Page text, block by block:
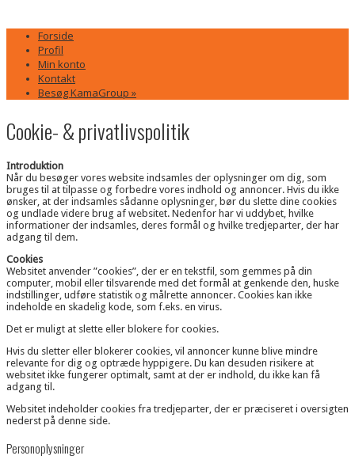
Forside
Profil
Min konto
Kontakt
Besøg KamaGroup »
Cookie- & privatlivspolitik
Introduktion
Når du besøger vores website indsamles der oplysninger om dig, som
bruges til at tilpasse og forbedre vores indhold og annoncer. Hvis du ikke
ønsker, at der indsamles sådanne oplysninger, bør du slette dine cookies
og undlade videre brug af websitet. Nedenfor har vi uddybet, hvilke
informationer der indsamles, deres formål og hvilke tredjeparter, der har
adgang til dem.
Cookies
Websitet anvender ”cookies”, der er en tekstfil, som gemmes på din
computer, mobil eller tilsvarende med det formål at genkende den, huske
indstillinger, udføre statistik og målrette annoncer. Cookies kan ikke
indeholde en skadelig kode, som f.eks. en virus.
Det er muligt at slette eller blokere for cookies.
Hvis du sletter eller blokerer cookies, vil annoncer kunne blive mindre
relevante for dig og optræde hyppigere. Du kan desuden risikere at
websitet ikke fungerer optimalt, samt at der er indhold, du ikke kan få
adgang til.
Websitet indeholder cookies fra tredjeparter, der er præciseret i oversigten
nederst på denne side.
Personoplysninger